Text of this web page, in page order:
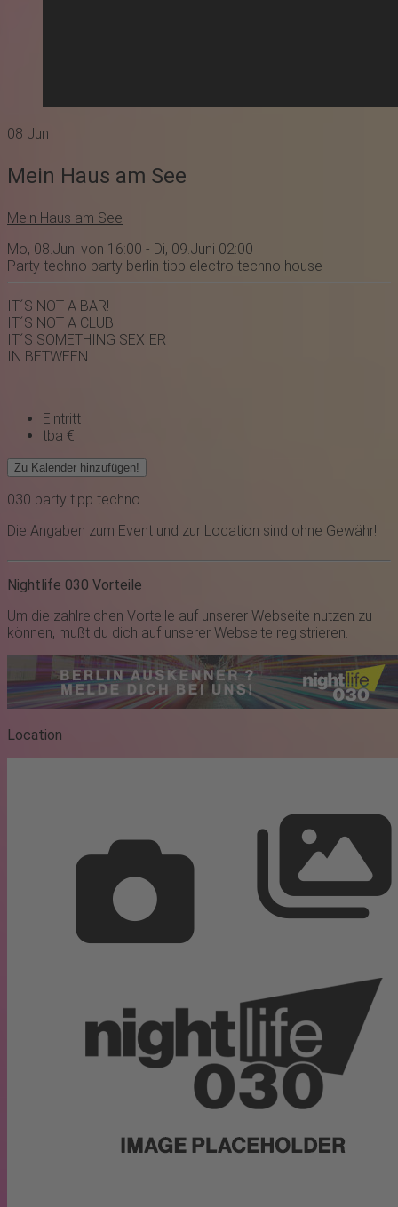
08 Jun
Mein Haus am See
Mein Haus am See
Mo, 08.Juni von 16:00 - Di, 09.Juni 02:00
Party techno party berlin tipp electro techno house
IT´S NOT A BAR!
IT´S NOT A CLUB!
IT´S SOMETHING SEXIER
IN BETWEEN...
Eintritt
tba €
Zu Kalender hinzufügen!
030 party tipp techno
Die Angaben zum Event und zur Location sind ohne Gewähr!
Nightlife 030 Vorteile
Um die zahlreichen Vorteile auf unserer Webseite nutzen zu
können, mußt du dich auf unserer Webseite registrieren.
Location